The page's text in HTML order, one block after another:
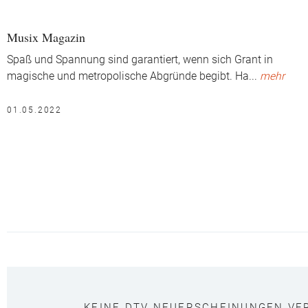
Musix Magazin
Spaß und Spannung sind garantiert, wenn sich Grant in
magische und metropolische Abgründe begibt. Ha... mehr
01.05.2022